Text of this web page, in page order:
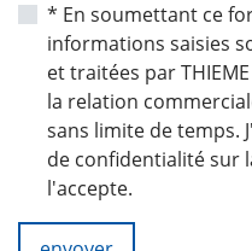
* En soumettant ce
informations saisies
et traitées par
la relation
sans limite de temps.
de confidentialité sur
l'accepte.